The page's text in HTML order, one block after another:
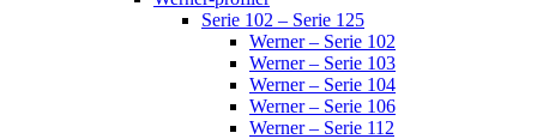
Serie 102 – Serie 125
Werner – Serie 102
Werner – Serie 103
Werner – Serie 104
Werner – Serie 106
Werner – Serie 112